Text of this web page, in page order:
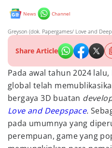
News Channel
Greyson (dok. Papergames/ Love and
Share Article
Pada awal tahun 2024
global telah
bergaya 3D buatan
Love and Deepspace.
pada umumnya yang
perempuan, game yang